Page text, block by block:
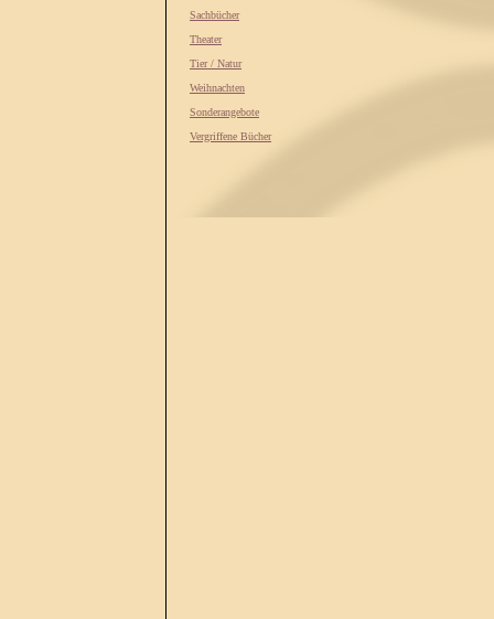
Sachbücher
Theater
Tier / Natur
Weihnachten
Sonderangebote
Vergriffene Bücher